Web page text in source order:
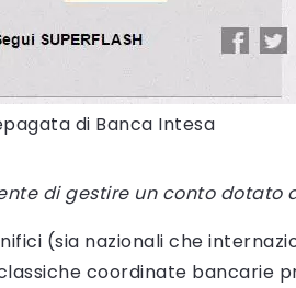
di Banca Intesa
di gestire un conto dotato
(sia nazionali che
coordinate bancarie